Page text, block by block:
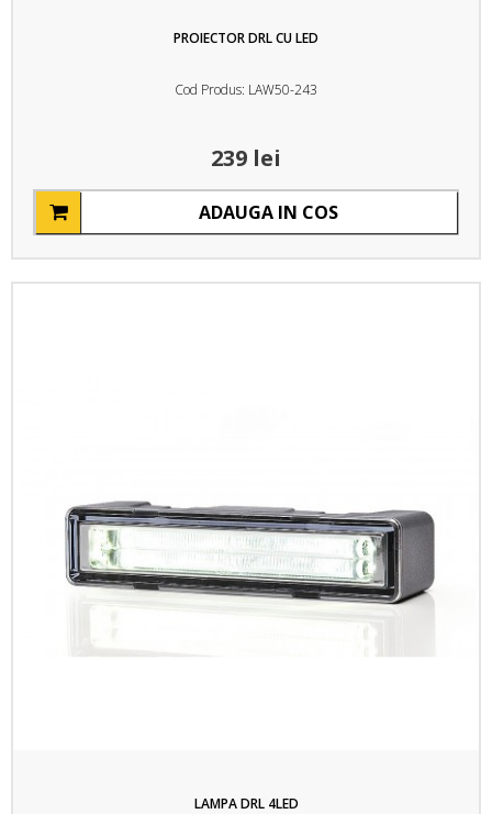
PROIECTOR DRL CU LED
Cod Produs: LAW50-243
239 lei
ADAUGA IN COS
LAMPA DRL 4LED